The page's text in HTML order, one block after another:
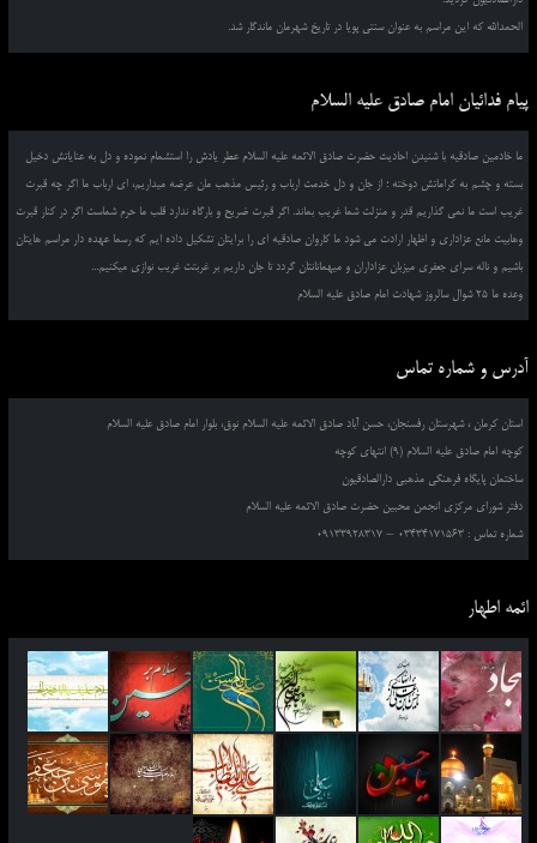
الحمدالله که این مراسم به عنوان سنتی پویا در تاریخ شهرمان ماندگار شد.
پیام فدائیان امام صادق علیه السلام
ما خادمین صادقیه با شنیدن احادیث حضرت صادق الائمه علیه السلام عطر یادش را استشمام نموده و دل به عنایاتش دخیل
بسته و چشم به کراماتش دوخته ؛ از جان و دل خدمت ارباب و رئیس مذهب مان عرضه میداریم، ای ارباب ما اگر چه قبرت
غریب است ما نمی گذاریم قدر و منزلت شما غریب بماند. اگر قبرت ضریح و بارگاه ندارد قلب ما حرم شماست اگر در کنار قبرت
وهابیت مانع عزاداری و اظهار ارادت می شود ما کاروان صادقیه ای را برایتان تشکیل داده ایم که رسما عهده دار مراسم هایتان
باشیم و ناله سرای جعفری میزبان عزاداران و میهمانانتان گردد تا جان داریم بر غربتت غریب نوازی میکنیم...
وعده ما 25 شوال سالروز شهادت امام صادق علیه السلام
آدرس و شماره تماس
استان کرمان ، شهرستان رفسنجان، حسن آباد صادق الائمه علیه السلام نوق، بلوار امام صادق علیه السلام
کوچه امام صادق علیه السلام (9) انتهای کوچه
ساختمان پایگاه فرهنگی مذهبی دارالصادقیون
دفتر شورای مرکزی انجمن محبین حضرت صادق الائمه علیه السلام
شماره تماس : 03434171563 – 09133928317
ائمه اطهار